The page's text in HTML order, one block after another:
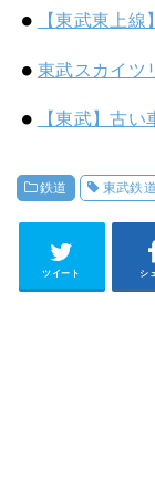
【東武東上
東武スカイツ
【東武】古
鉄道 東武鉄道
ツイート シ